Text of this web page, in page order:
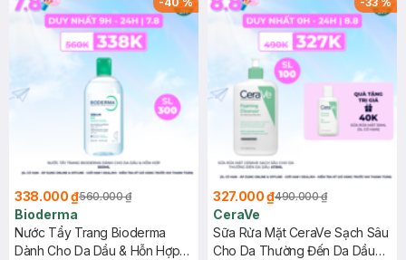
338.000 ₫560.000 ₫
Bioderma
Nước Tẩy Trang Bioderma
Dành Cho Da Dầu & Hỗn Hợp
327.000 ₫490.000 ₫
CeraVe
Sữa Rửa Mặt CeraVe Sạch Sâu
Cho Da Thường Đến Da Dầu